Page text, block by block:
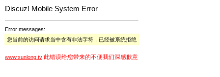
Discuz! Mobile System Error
Error messages:
您当前的访问请求当中含有非法字符，已经被系统拒绝
www.xunlong.tv 此错误给您带来的不便我们深感歉意